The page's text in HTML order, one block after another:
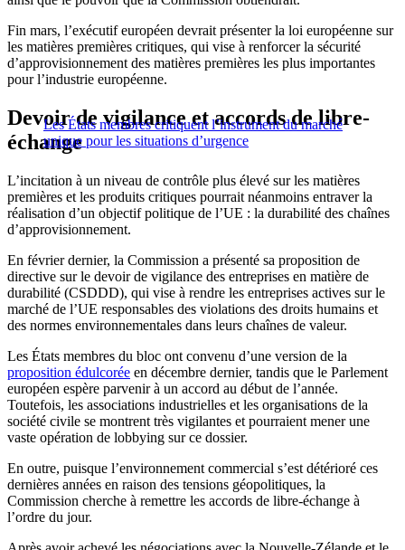
Fin mars, l’exécutif européen devrait présenter la loi européenne sur
les matières premières critiques, qui vise à renforcer la sécurité
d’approvisionnement des matières premières les plus importantes
pour l’industrie européenne.
Les États membres critiquent l’instrument du marché
unique pour les situations d’urgence
Devoir de vigilance et accords de libre-
échange
L’incitation à un niveau de contrôle plus élevé sur les matières
premières et les produits critiques pourrait néanmoins entraver la
réalisation d’un objectif politique de l’UE : la durabilité des chaînes
d’approvisionnement.
En février dernier, la Commission a présenté sa proposition de
directive sur le devoir de vigilance des entreprises en matière de
durabilité (CSDDD), qui vise à rendre les entreprises actives sur le
marché de l’UE responsables des violations des droits humains et
des normes environnementales dans leurs chaînes de valeur.
Les États membres du bloc ont convenu d’une version de la
proposition édulcorée en décembre dernier, tandis que le Parlement
européen espère parvenir à un accord au début de l’année.
Toutefois, les associations industrielles et les organisations de la
société civile se montrent très vigilantes et pourraient mener une
vaste opération de lobbying sur ce dossier.
En outre, puisque l’environnement commercial s’est détérioré ces
dernières années en raison des tensions géopolitiques, la
Commission cherche à remettre les accords de libre-échange à
l’ordre du jour.